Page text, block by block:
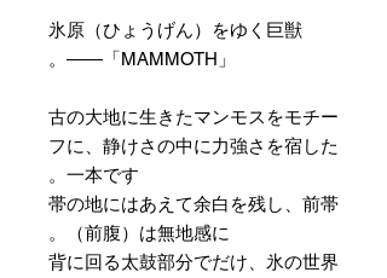
氷原（ひょうげん）をゆく巨獣
――「MAMMOTH」。
古の大地に生きたマンモスをモチー
フに、静けさの中に力強さを宿した
一本です。
帯の地にはあえて余白を残し、前帯
（前腹）は無地感に。
背に回る太鼓部分でだけ、氷の世界